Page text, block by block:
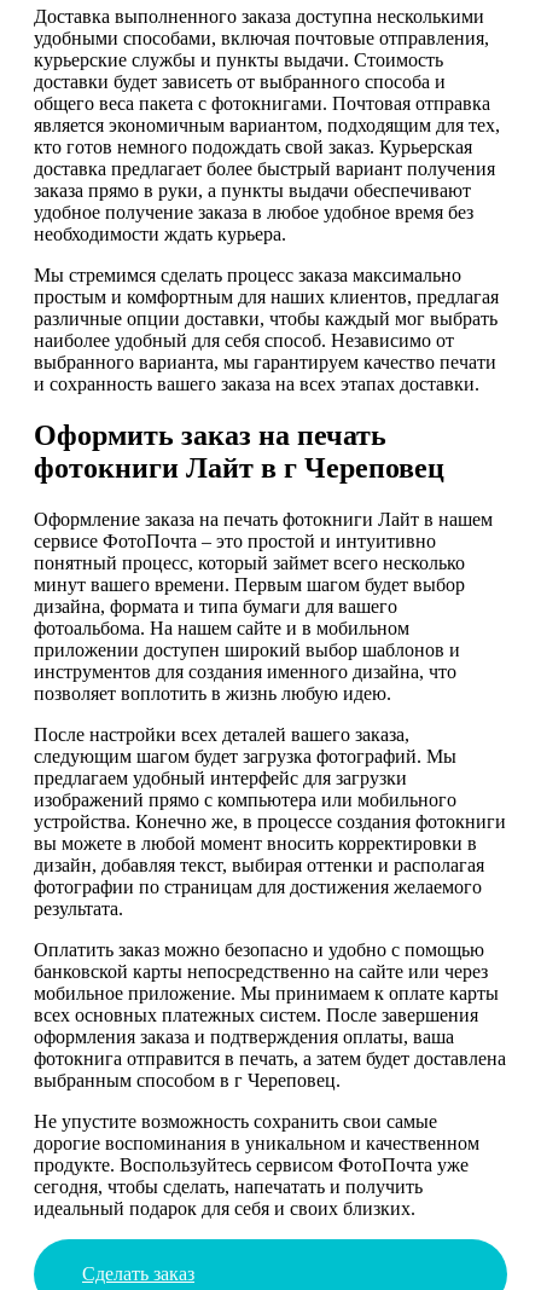
Доставка выполненного заказа доступна несколькими
удобными способами, включая почтовые отправления,
курьерские службы и пункты выдачи. Стоимость
доставки будет зависеть от выбранного способа и
общего веса пакета с фотокнигами. Почтовая отправка
является экономичным вариантом, подходящим для тех,
кто готов немного подождать свой заказ. Курьерская
доставка предлагает более быстрый вариант получения
заказа прямо в руки, а пункты выдачи обеспечивают
удобное получение заказа в любое удобное время без
необходимости ждать курьера.
Мы стремимся сделать процесс заказа максимально
простым и комфортным для наших клиентов, предлагая
различные опции доставки, чтобы каждый мог выбрать
наиболее удобный для себя способ. Независимо от
выбранного варианта, мы гарантируем качество печати
и сохранность вашего заказа на всех этапах доставки.
Оформить заказ на печать
фотокниги Лайт в г Череповец
Оформление заказа на печать фотокниги Лайт в нашем
сервисе ФотоПочта – это простой и интуитивно
понятный процесс, который займет всего несколько
минут вашего времени. Первым шагом будет выбор
дизайна, формата и типа бумаги для вашего
фотоальбома. На нашем сайте и в мобильном
приложении доступен широкий выбор шаблонов и
инструментов для создания именного дизайна, что
позволяет воплотить в жизнь любую идею.
После настройки всех деталей вашего заказа,
следующим шагом будет загрузка фотографий. Мы
предлагаем удобный интерфейс для загрузки
изображений прямо с компьютера или мобильного
устройства. Конечно же, в процессе создания фотокниги
вы можете в любой момент вносить корректировки в
дизайн, добавляя текст, выбирая оттенки и располагая
фотографии по страницам для достижения желаемого
результата.
Оплатить заказ можно безопасно и удобно с помощью
банковской карты непосредственно на сайте или через
мобильное приложение. Мы принимаем к оплате карты
всех основных платежных систем. После завершения
оформления заказа и подтверждения оплаты, ваша
фотокнига отправится в печать, а затем будет доставлена
выбранным способом в г Череповец.
Не упустите возможность сохранить свои самые
дорогие воспоминания в уникальном и качественном
продукте. Воспользуйтесь сервисом ФотоПочта уже
сегодня, чтобы сделать, напечатать и получить
идеальный подарок для себя и своих близких.
Сделать заказ